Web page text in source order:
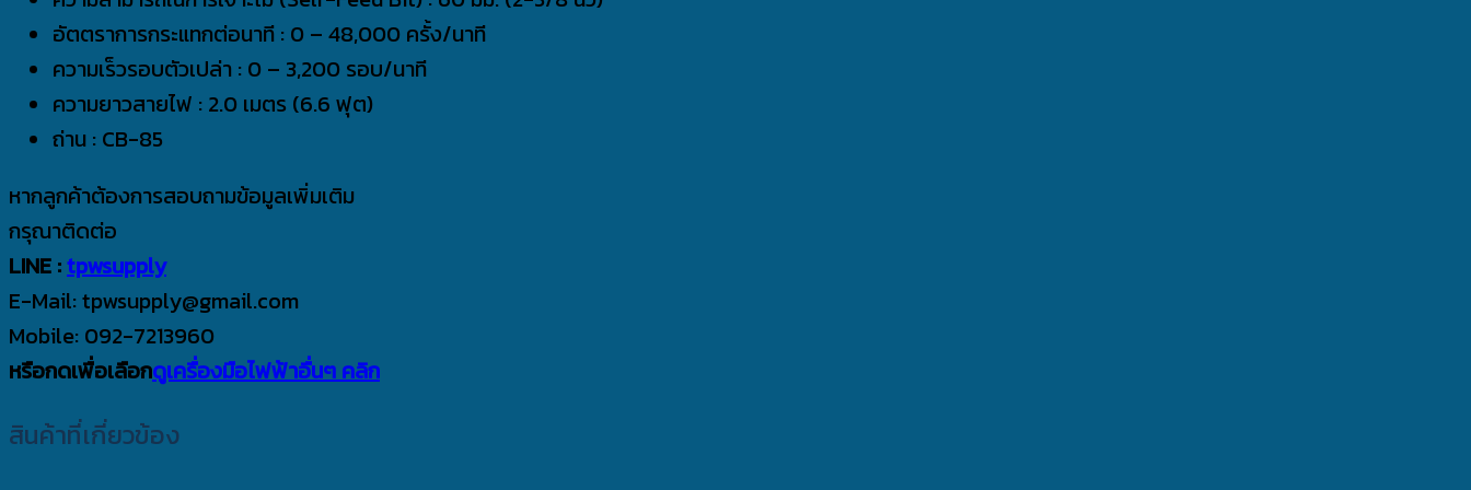
อัตตราการกระแทกต่อนาที : 0 – 48,000 ครั้ง/นาที
ความเร็วรอบตัวเปล่า : 0 – 3,200 รอบ/นาที
ความยาวสายไฟ : 2.0 เมตร (6.6 ฟุต)
ถ่าน : CB-85
หากลูกค้าต้องการสอบถามข้อมูลเพิ่มเติม
กรุณาติดต่อ
LINE :tpwsupply
E-Mail: tpwsupply@gmail.com
Mobile: 092-7213960
หรือกดเพื่อเลือกดูเครื่องมือไฟฟ้าอื่นๆ คลิก
สินค้าที่เกี่ยวข้อง